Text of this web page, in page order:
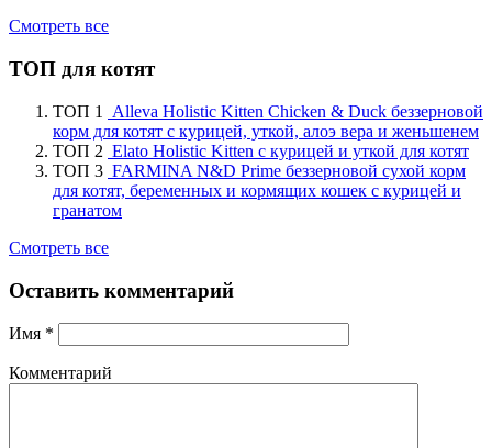
Смотреть все
ТОП для котят
ТОП 1
Alleva Holistic Kitten Chicken & Duck беззерновой
корм для котят с курицей, уткой, алоэ вера и женьшенем
ТОП 2 Elato Holistic Kitten с курицей и уткой для котят
ТОП 3 FARMINA N&D Prime беззерновой сухой корм
для котят, беременных и кормящих кошек с курицей и
гранатом
Смотреть все
Оставить комментарий
Имя *
Комментарий